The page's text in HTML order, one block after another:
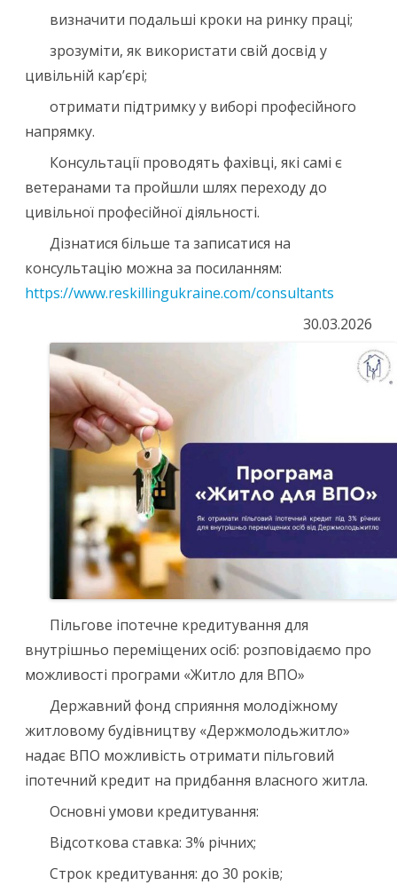
визначити подальші кроки на ринку праці;
зрозуміти, як використати свій досвід у
цивільній кар’єрі;
отримати підтримку у виборі професійного
напрямку.
Консультації проводять фахівці, які самі є
ветеранами та пройшли шлях переходу до
цивільної професійної діяльності.
Дізнатися більше та записатися на
консультацію можна за посиланням:
https://www.reskillingukraine.com/consultants
30.03.2026
Пільгове іпотечне кредитування для
внутрішньо переміщених осіб: розповідаємо про
можливості програми «Житло для ВПО»
Державний фонд сприяння молодіжному
житловому будівництву «Держмолодьжитло»
надає ВПО можливість отримати пільговий
іпотечний кредит на придбання власного житла.
Основні умови кредитування:
Відсоткова ставка: 3% річних;
Строк кредитування: до 30 років;